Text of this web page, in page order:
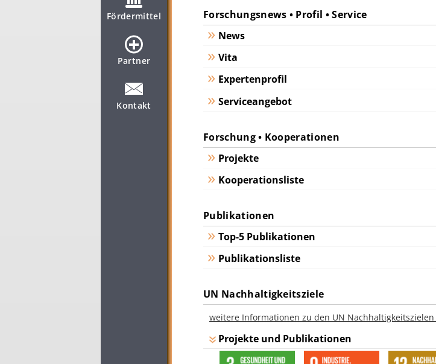
Fördermittel
Partner
Kontakt
Forschungsnews • Profil • Service
News
Vita
Expertenprofil
Serviceangebot
Forschung • Kooperationen
Projekte
Kooperationsliste
Publikationen
Top-5 Publikationen
Publikationsliste
UN Nachhaltigkeitsziele
weitere Informationen zu den UN Nachhaltigkeitszielen
Projekte und Publikationen